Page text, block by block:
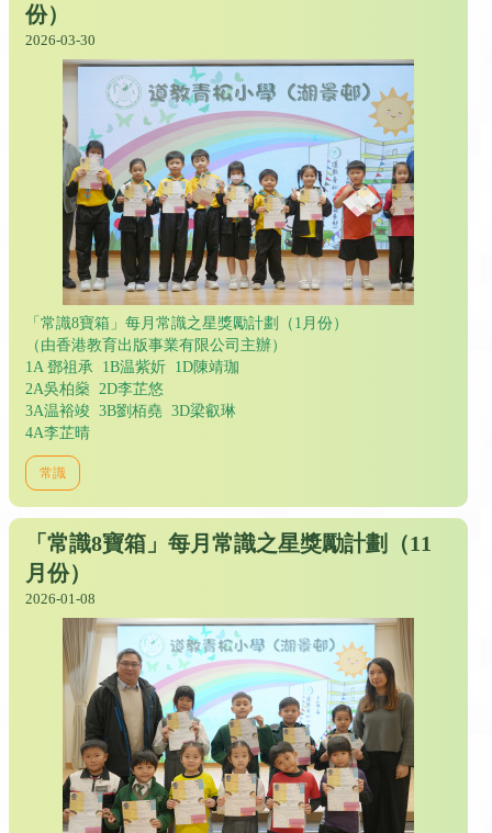
份）
2026-03-30
「常識8寶箱」每月常識之星獎勵計劃（1月份）
（由香港教育出版事業有限公司主辦）
1A 鄧祖承 1B温紫妡 1D陳靖珈
2A吳柏燊 2D李芷悠
3A温裕竣 3B劉栢堯 3D梁叡琳
4A李芷晴
常識
「常識8寶箱」每月常識之星獎勵計劃（11
月份）
2026-01-08